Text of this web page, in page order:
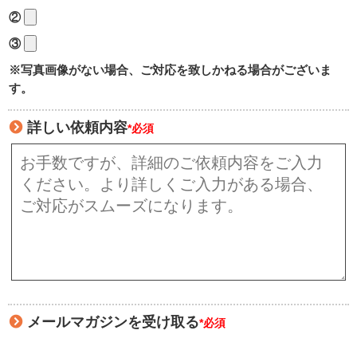
②
③
※写真画像がない場合、ご対応を致しかねる場合がございま
す。
詳しい依頼内容*必須
メールマガジンを受け取る*必須